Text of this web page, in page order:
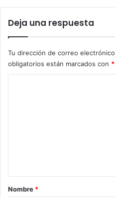
Deja una respuesta
Tu dirección de correo
obligatorios están marcados con *
rNombre *